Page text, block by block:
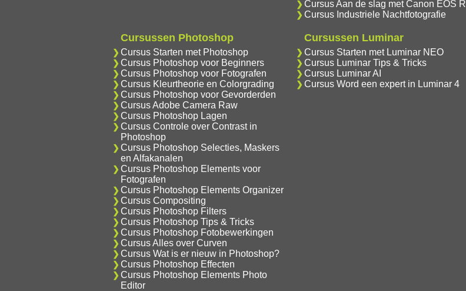
Cursus Aan de slag met Canon EOS R
Cursus Industriele Nachtfotografie
Cursussen Photoshop
Cursus Starten met Photoshop
Cursus Photoshop voor Beginners
Cursus Photoshop voor Fotografen
Cursus Kleurtheorie en Colorgrading
Cursus Photoshop voor Gevorderden
Cursus Adobe Camera Raw
Cursus Photoshop Lagen
Cursus Controle over Contrast in
Photoshop
Cursus Photoshop Selecties, Maskers
en Alfakanalen
Cursus Photoshop Elements voor
Fotografen
Cursus Photoshop Elements Organizer
Cursus Compositing
Cursus Photoshop Filters
Cursus Photoshop Tips & Tricks
Cursus Photoshop Fotobewerkingen
Cursus Alles over Curven
Cursus Wat is er nieuw in Photoshop?
Cursus Photoshop Effecten
Cursus Photoshop Elements Photo
Editor
Cursussen Luminar
Cursus Starten met Luminar NEO
Cursus Luminar Tips & Tricks
Cursus Luminar AI
Cursus Word een expert in Luminar 4